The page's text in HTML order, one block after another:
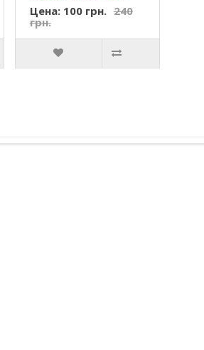
Цена: 100 грн. 240
грн.